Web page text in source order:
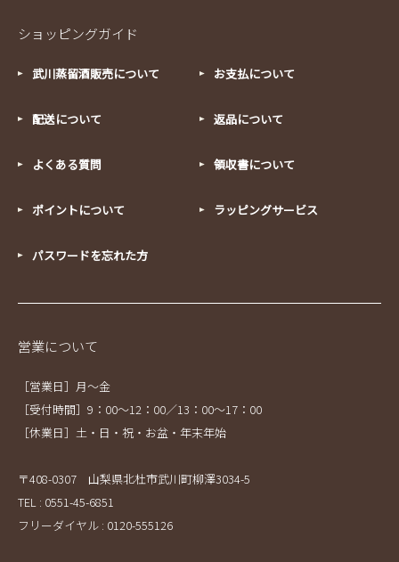
ショッピングガイド
武川蒸留酒販売について お支払について
配送について 返品について
よくある質問 領収書について
ポイントについて ラッピングサービス
パスワードを忘れた方
営業について
［営業日］月～金
［受付時間］9：00～12：00／13：00～17：00
［休業日］土・日・祝・お盆・年末年始
〒408-0307 山梨県北杜市武川町柳澤3034-5
TEL : 0551-45-6851
フリーダイヤル : 0120-555126